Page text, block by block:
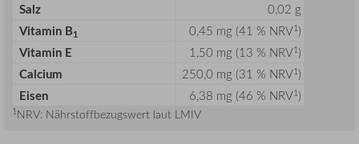
Salz 0,02 g
Vitamin B1 0,45 mg (41 % NRV1 )
Vitamin E 1,50 mg (13 % NRV1 )
Calcium 250,0 mg (31 % NRV1 )
Eisen 6,38 mg (46 % NRV1 )
1NRV: Nährstoffbezugswert laut LMIV